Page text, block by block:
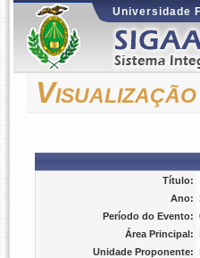
Universidade
Título:
Ano:
Período do Evento:
Área Principal:
Unidade Proponente: